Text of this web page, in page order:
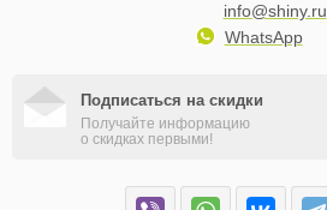
info@shiny.ru
WhatsApp
Подписаться на скидки
Получайте информацию
о скидках первыми!